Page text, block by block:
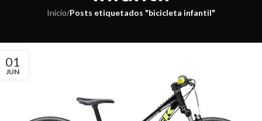
Inicio/Posts etiquetados "bicicleta infantil"
01
JUN